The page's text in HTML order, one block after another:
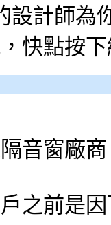
設計師為
快點按
音窗廠
之前是